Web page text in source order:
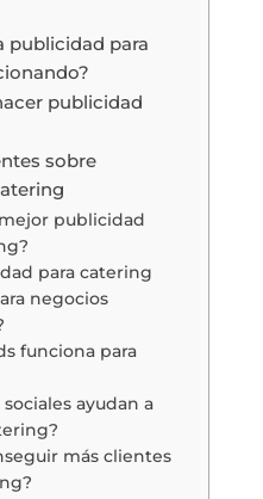
publicidad para
publicidad
sobre
mejor publicidad
para catering
negocios
funciona para
sociales ayudan a
más clientes